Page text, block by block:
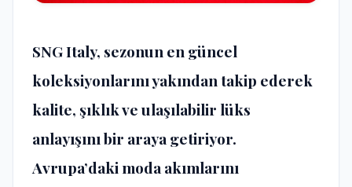
SNG Italy, sezonun en güncel
koleksiyonlarını yakından takip ederek
kalite, şıklık ve ulaşılabilir lüks
anlayışını bir araya getiriyor.
Avrupa’daki moda akımlarını